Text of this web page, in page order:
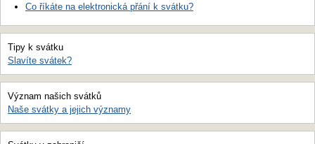
Co říkáte na elektronická přání k svátku?
Tipy k svátku
Slavíte svátek?
Význam našich svátků
Naše svátky a jejich významy